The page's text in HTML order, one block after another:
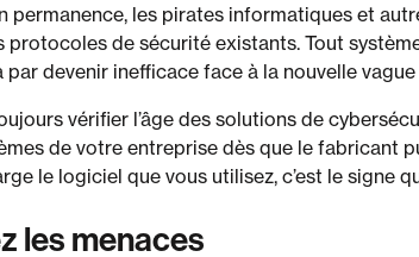
permanence, les pirates informatiques et
protocoles de sécurité existants. Tout
par devenir inefficace face à la nouvelle
vérifier l’âge des solutions de
de votre entreprise dès que le fabricant
le logiciel que vous utilisez, c’est le signe
les menaces